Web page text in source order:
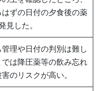
ずの日付の夕食後の薬
見した。
理や日付の判別は難し
は降圧薬等の飲み忘れ
のリスクが高い。